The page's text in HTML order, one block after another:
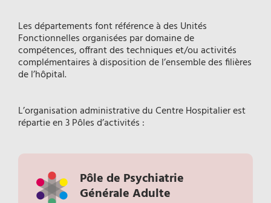
Les départements font référence à des Unités
Fonctionnelles organisées par domaine de
compétences, offrant des techniques et/ou activités
complémentaires à disposition de l’ensemble des filières
de l’hôpital.
L’organisation administrative du Centre Hospitalier est
répartie en 3 Pôles d’activités :
Pôle de Psychiatrie
Générale Adulte